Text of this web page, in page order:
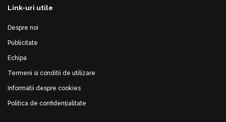
Link-uri utile
Despre noi
Publicitate
Echipa
Termeni si conditii de utilizare
Informatii despre cookies
Politica de confidențialitate